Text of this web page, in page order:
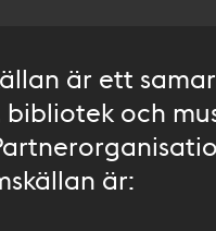
är ett
bibliotek och
är: